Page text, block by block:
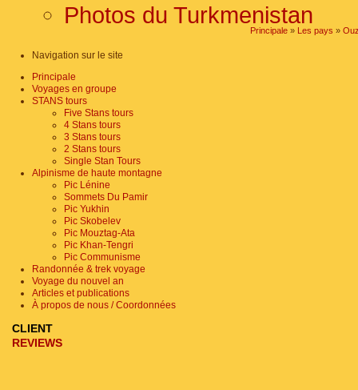
Photos du Turkmenistan
Principale » Les pays »
Navigation sur le site
Principale
Voyages en groupe
STANS tours
Five Stans tours
4 Stans tours
3 Stans tours
2 Stans tours
Single Stan Tours
Alpinisme de haute montagne
Pic Lénine
Sommets Du Pamir
Pic Yukhin
Pic Skobelev
Pic Mouztag-Ata
Pic Khan-Tengri
Pic Communisme
Randonnée & trek voyage
Voyage du nouvel an
Articles et publications
À propos de nous / Coordonnées
CLIENT
REVIEWS